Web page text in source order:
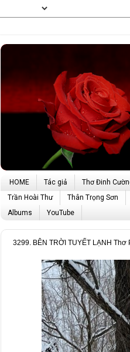
HOME Tác giả Thơ Đinh
Trần Hoài Thư
Thân Trọng Sơn
Albums
YouTube
3299. BÊN TRỜI TUYẾT LẠNH